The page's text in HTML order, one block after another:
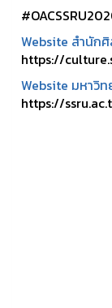
Website สำนัก
https://
Website มหาวิ
https://